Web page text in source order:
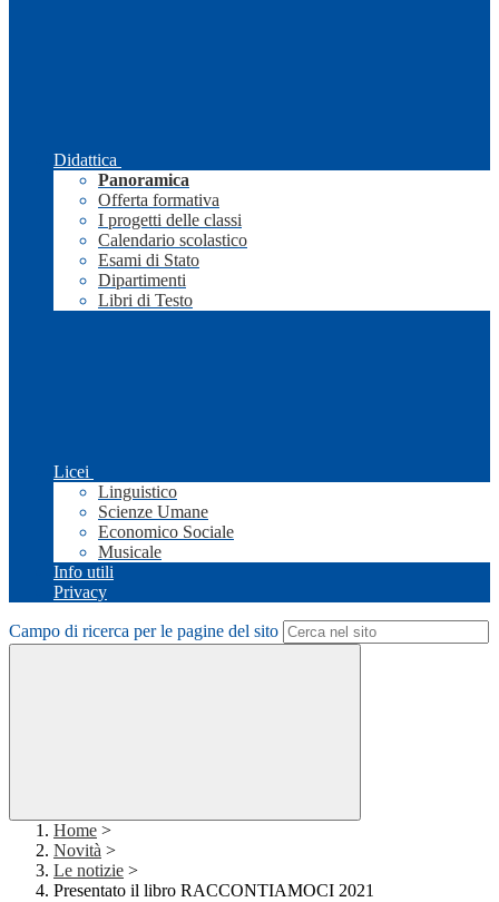
Didattica
Panoramica
Offerta formativa
I progetti delle classi
Calendario scolastico
Esami di Stato
Dipartimenti
Libri di Testo
Licei
Linguistico
Scienze Umane
Economico Sociale
Musicale
Info utili
Privacy
Campo di ricerca per le pagine del sito
Home >
Novità >
Le notizie >
Presentato il libro RACCONTIAMOCI 2021